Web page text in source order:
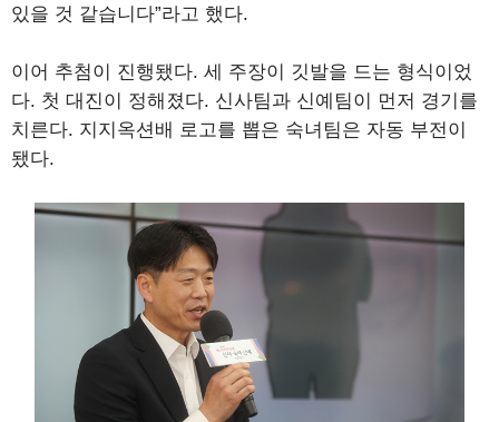
있을 것 같습니다”라고 했다.
이어 추첨이 진행됐다. 세 주장이 깃발을 드는 형식이었
다. 첫 대진이 정해졌다. 신사팀과 신예팀이 먼저 경기를
치른다. 지지옥션배 로고를 뽑은 숙녀팀은 자동 부전이
됐다.